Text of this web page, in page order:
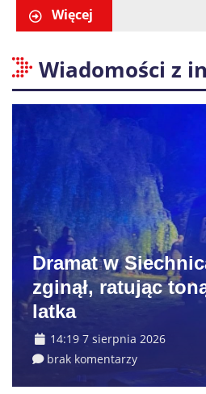
Więcej
Wiadomości z
Dramat w
zginął, ratując
latka
14:19 7 sierpnia 2026
brak komentarzy